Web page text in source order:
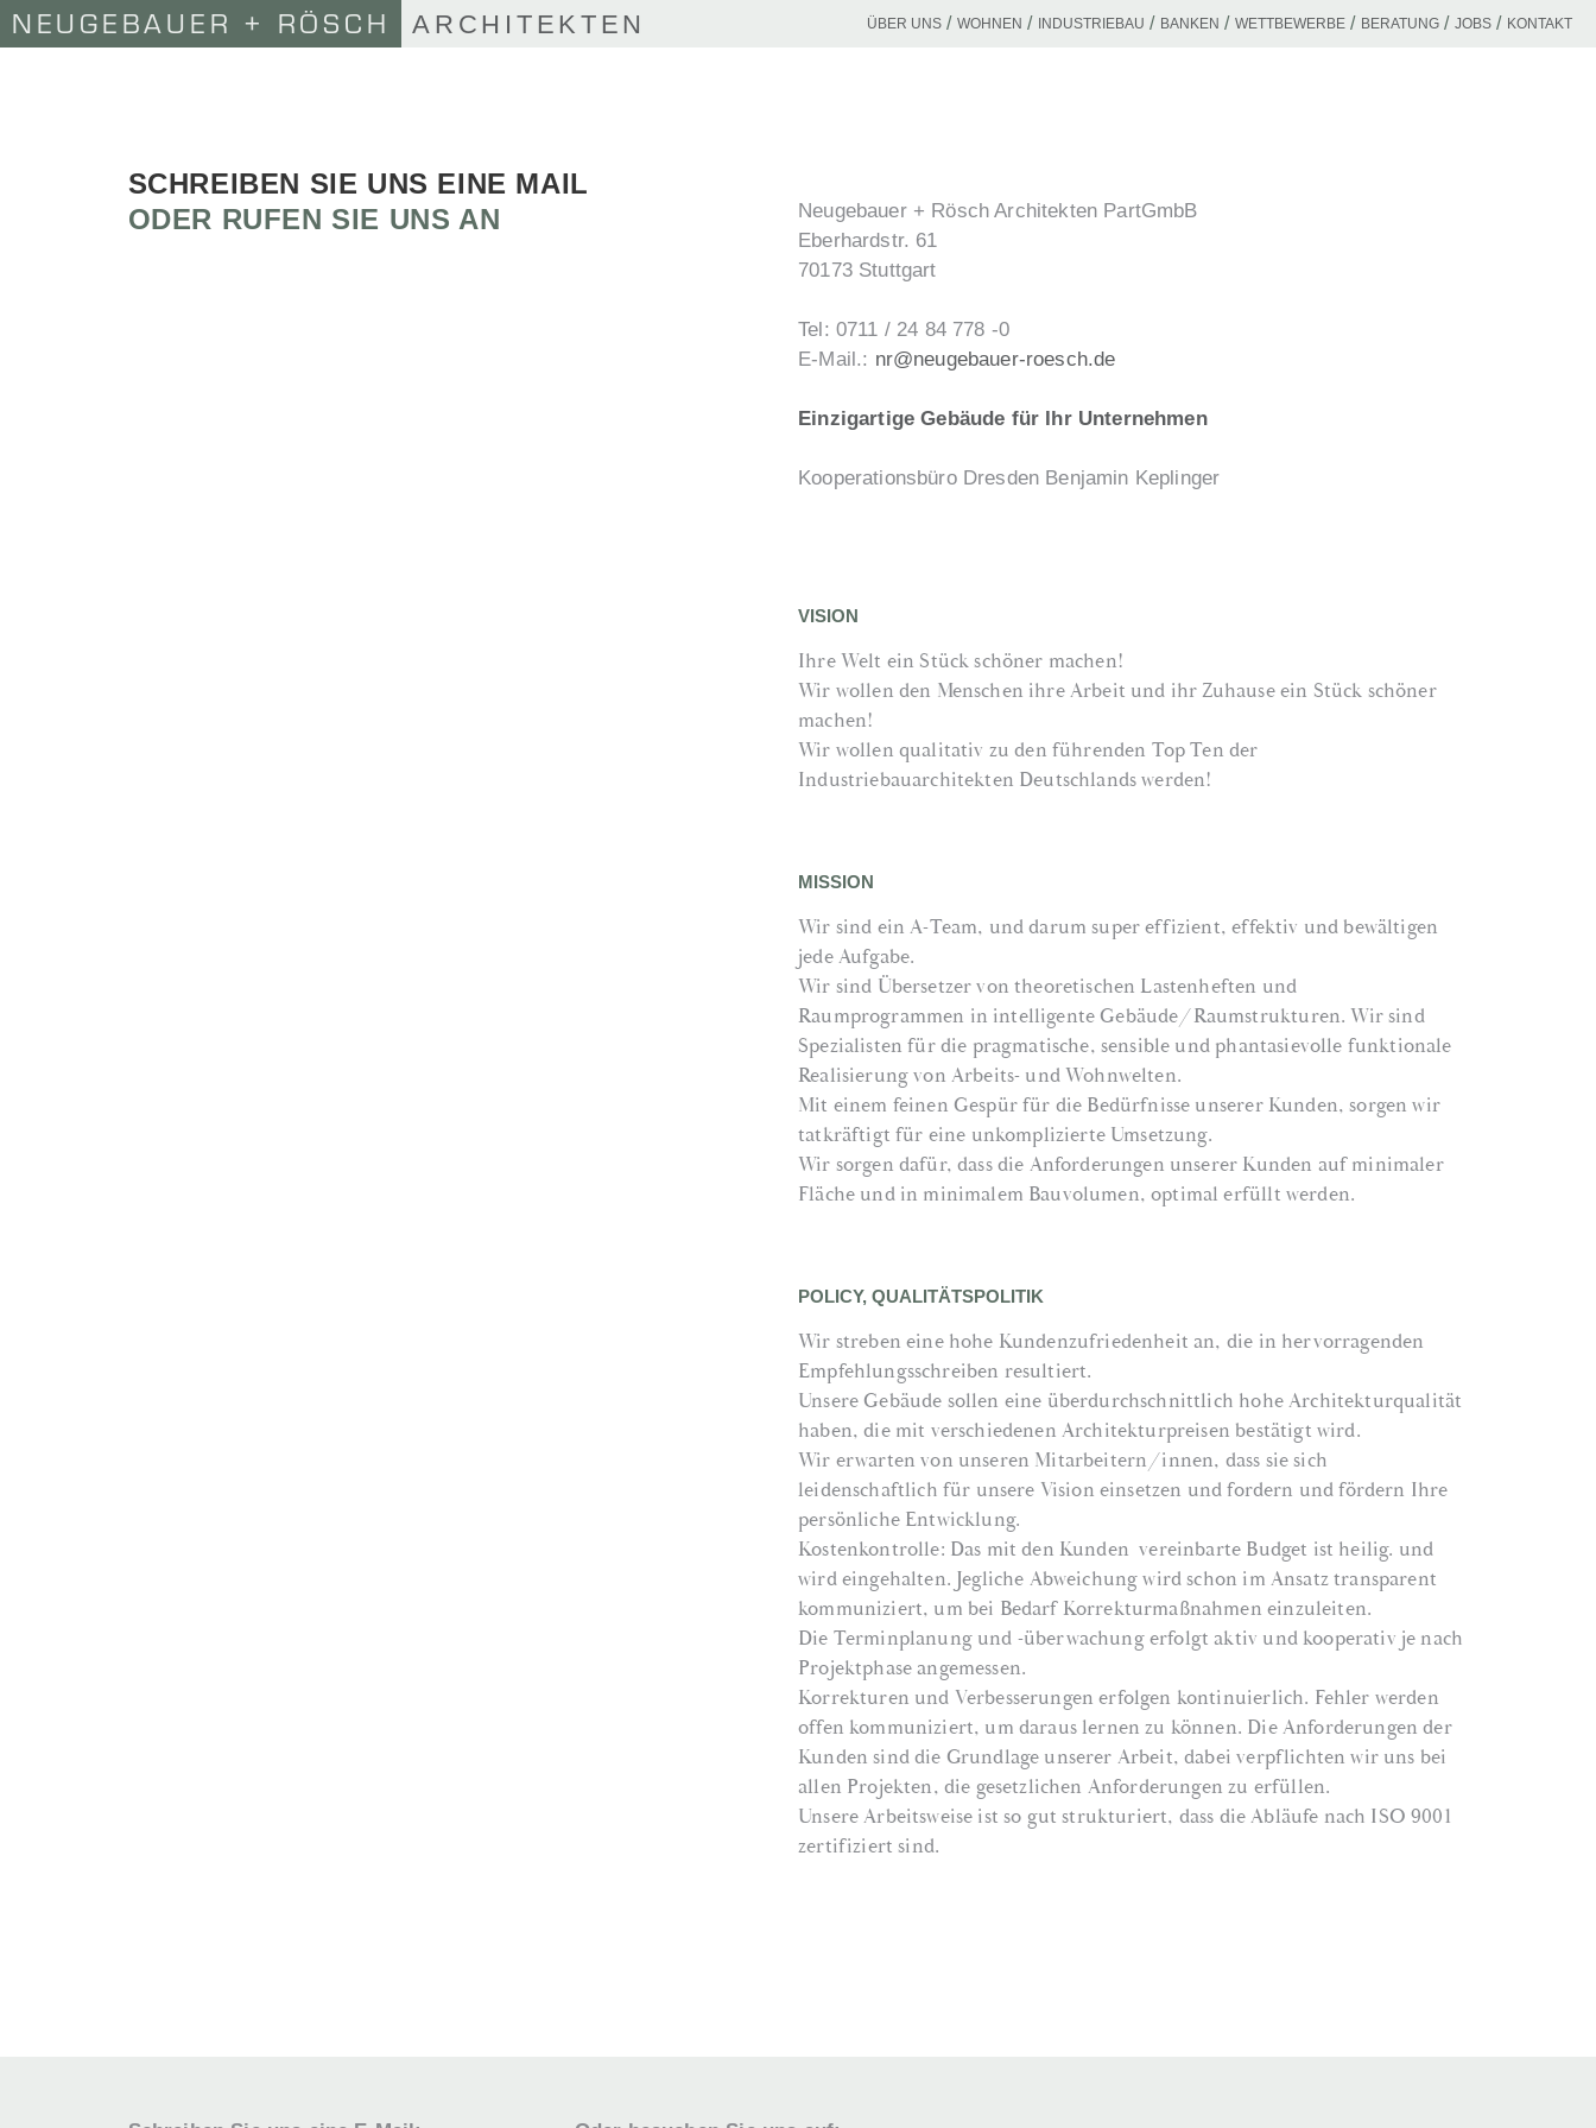
NEUGEBAUER + RÖSCH ARCHITEKTEN ÜBER UNS WOHNEN INDUSTRIEBAU BANKEN WETTBEWERBE BERATUNG JOBS KONTAKT
SCHREIBEN SIE UNS EINE MAIL
ODER RUFEN SIE UNS AN
Neugebauer + Rösch Architekten PartGmbB
Eberhardstr. 61
70173 Stuttgart
Tel: 0711 / 24 84 778 -0
E-Mail.: nr@neugebauer-roesch.de
Einzigartige Gebäude für Ihr Unternehmen
Kooperationsbüro Dresden Benjamin Keplinger
VISION
Ihre Welt ein Stück schöner machen!
Wir wollen den Menschen ihre Arbeit und ihr Zuhause ein Stück schöner
machen!
Wir wollen qualitativ zu den führenden Top Ten der
Industriebauarchitekten Deutschlands werden!
MISSION
Wir sind ein A-Team, und darum super effizient, effektiv und bewältigen
jede Aufgabe.
Wir sind Übersetzer von theoretischen Lastenheften und
Raumprogrammen in intelligente Gebäude/Raumstrukturen. Wir sind
Spezialisten für die pragmatische, sensible und phantasievolle funktionale
Realisierung von Arbeits- und Wohnwelten.
Mit einem feinen Gespür für die Bedürfnisse unserer Kunden, sorgen wir
tatkräftigt für eine unkomplizierte Umsetzung.
Wir sorgen dafür, dass die Anforderungen unserer Kunden auf minimaler
Fläche und in minimalem Bauvolumen, optimal erfüllt werden.
POLICY, QUALITÄTSPOLITIK
Wir streben eine hohe Kundenzufriedenheit an, die in hervorragenden
Empfehlungsschreiben resultiert.
Unsere Gebäude sollen eine überdurchschnittlich hohe Architekturqualität
haben, die mit verschiedenen Architekturpreisen bestätigt wird.
Wir erwarten von unseren Mitarbeitern/innen, dass sie sich
leidenschaftlich für unsere Vision einsetzen und fordern und fördern Ihre
persönliche Entwicklung.
Kostenkontrolle: Das mit den Kunden vereinbarte Budget ist heilig. und
wird eingehalten. Jegliche Abweichung wird schon im Ansatz transparent
kommuniziert, um bei Bedarf Korrekturmaßnahmen einzuleiten.
Die Terminplanung und -überwachung erfolgt aktiv und kooperativ je nach
Projektphase angemessen.
Korrekturen und Verbesserungen erfolgen kontinuierlich. Fehler werden
offen kommuniziert, um daraus lernen zu können. Die Anforderungen der
Kunden sind die Grundlage unserer Arbeit, dabei verpflichten wir uns bei
allen Projekten, die gesetzlichen Anforderungen zu erfüllen.
Unsere Arbeitsweise ist so gut strukturiert, dass die Abläufe nach ISO 9001
zertifiziert sind.